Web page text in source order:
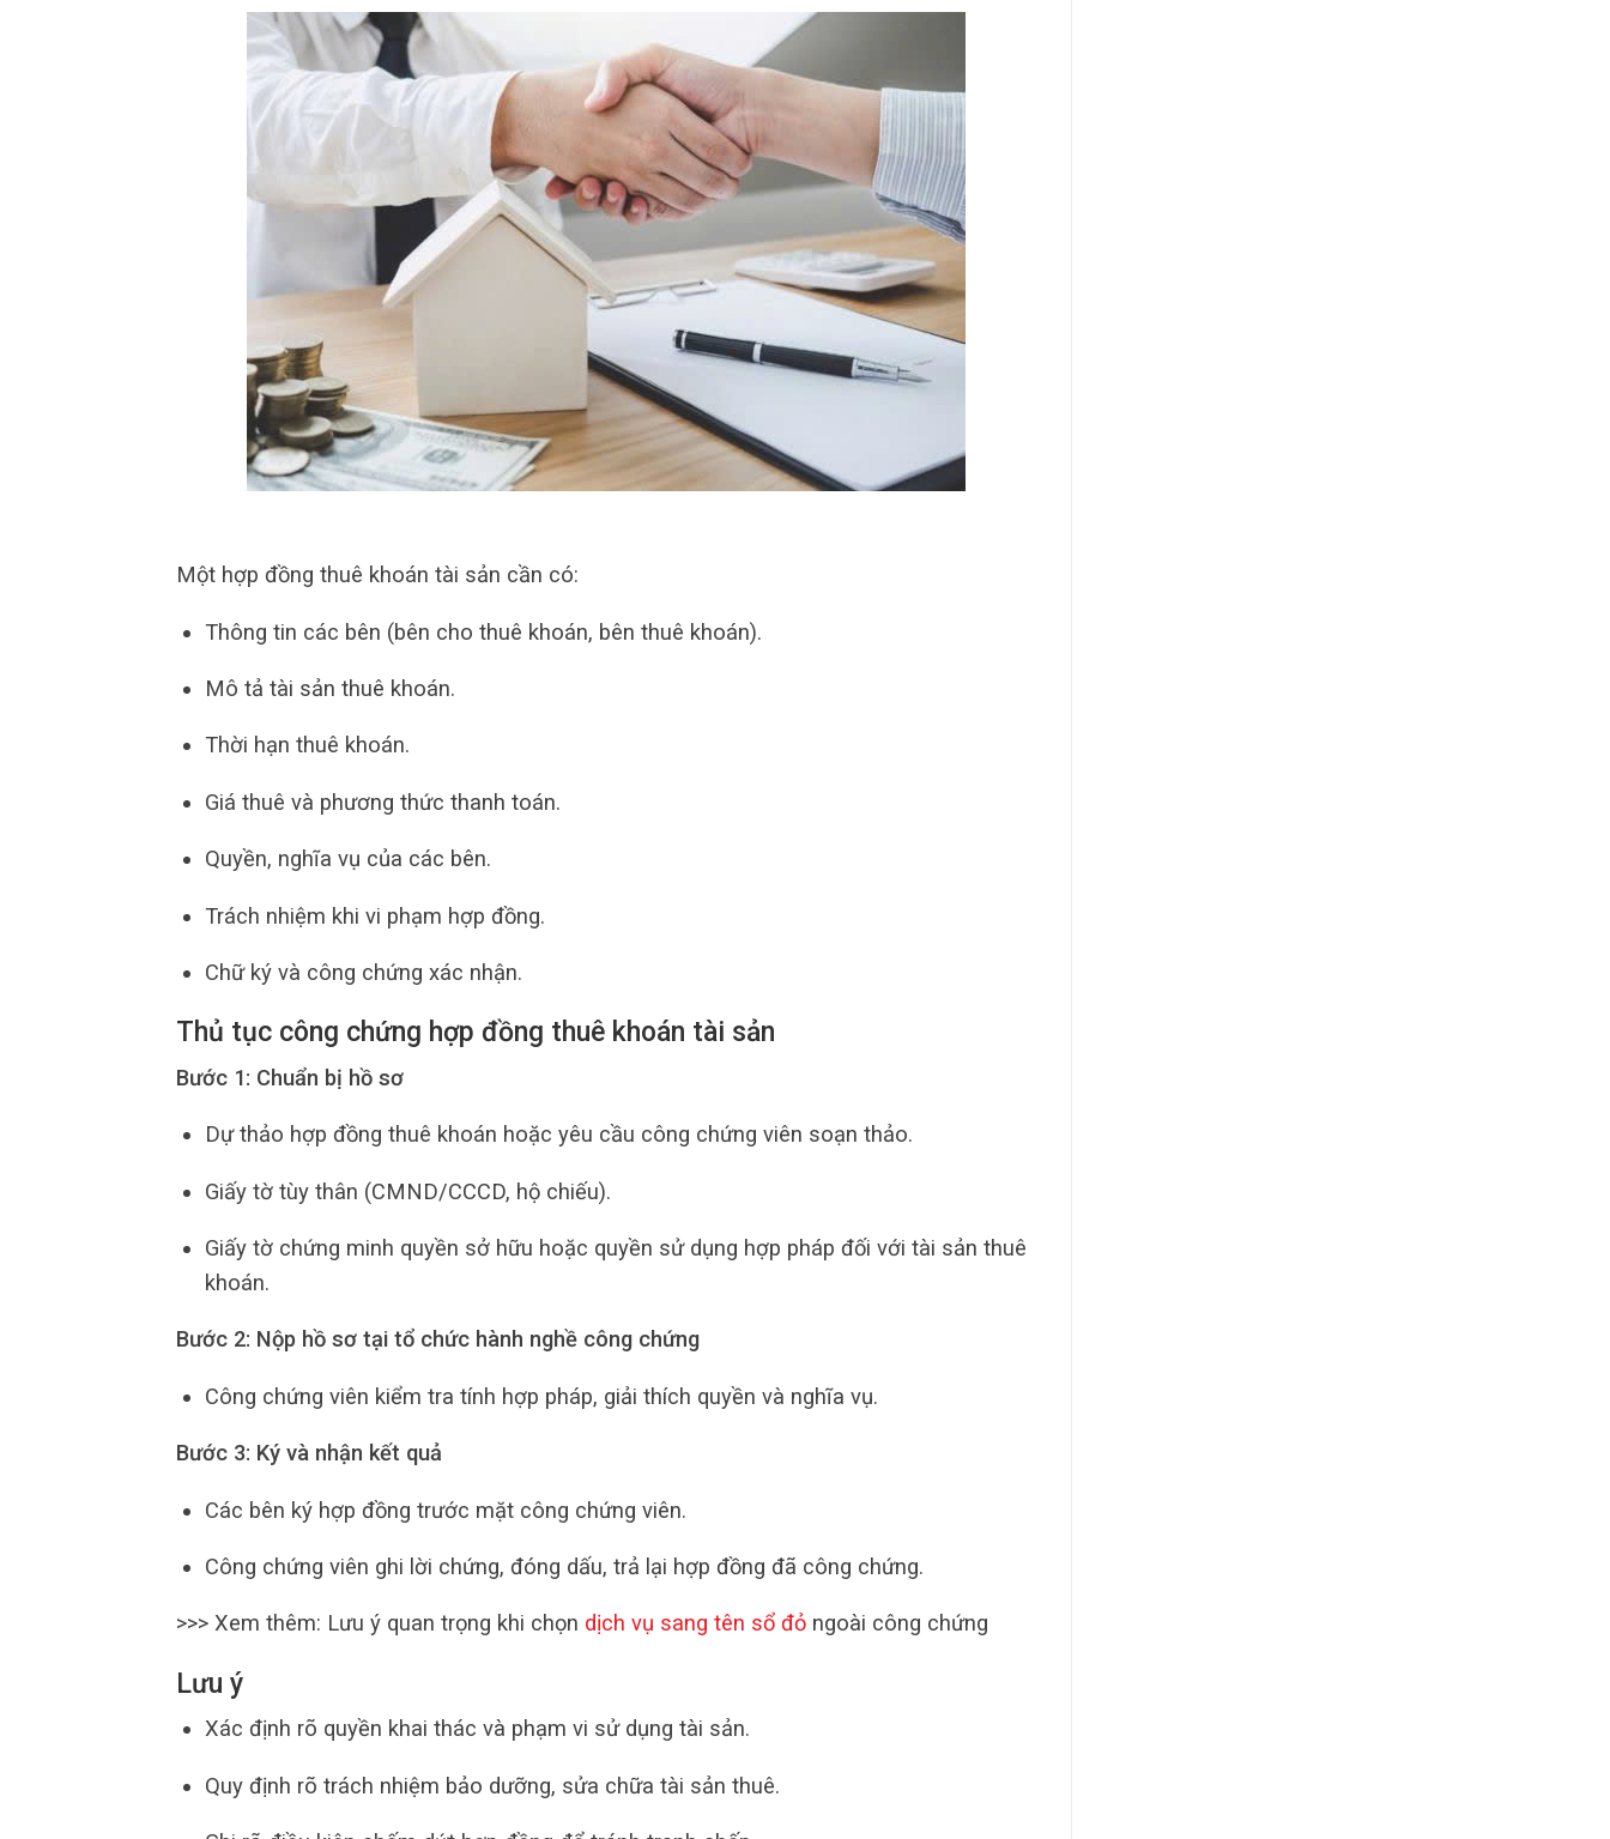
Một hợp đồng thuê khoán tài sản cần có:
Thông tin các bên (bên cho thuê khoán, bên thuê khoán).
Mô tả tài sản thuê khoán.
Thời hạn thuê khoán.
Giá thuê và phương thức thanh toán.
Quyền, nghĩa vụ của các bên.
Trách nhiệm khi vi phạm hợp đồng.
Chữ ký và công chứng xác nhận.
Thủ tục công chứng hợp đồng thuê khoán tài sản
Bước 1: Chuẩn bị hồ sơ
Dự thảo hợp đồng thuê khoán hoặc yêu cầu công chứng viên soạn thảo.
Giấy tờ tùy thân (CMND/CCCD, hộ chiếu).
Giấy tờ chứng minh quyền sở hữu hoặc quyền sử dụng hợp pháp đối với tài sản thuê
khoán.
Bước 2: Nộp hồ sơ tại tổ chức hành nghề công chứng
Công chứng viên kiểm tra tính hợp pháp, giải thích quyền và nghĩa vụ.
Bước 3: Ký và nhận kết quả
Các bên ký hợp đồng trước mặt công chứng viên.
Công chứng viên ghi lời chứng, đóng dấu, trả lại hợp đồng đã công chứng.
>>> Xem thêm: Lưu ý quan trọng khi chọn dịch vụ sang tên sổ đỏ ngoài công chứng
Lưu ý
Xác định rõ quyền khai thác và phạm vi sử dụng tài sản.
Quy định rõ trách nhiệm bảo dưỡng, sửa chữa tài sản thuê.